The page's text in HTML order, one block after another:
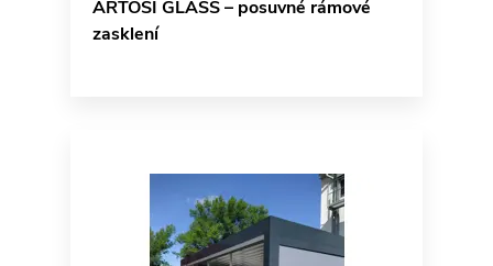
ARTOSI GLASS – posuvné rámové
zasklení